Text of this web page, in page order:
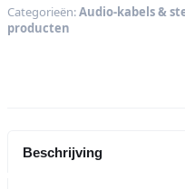
TOP
aantal
Categorieën:Audio-kabels &
producten
Beschrijving